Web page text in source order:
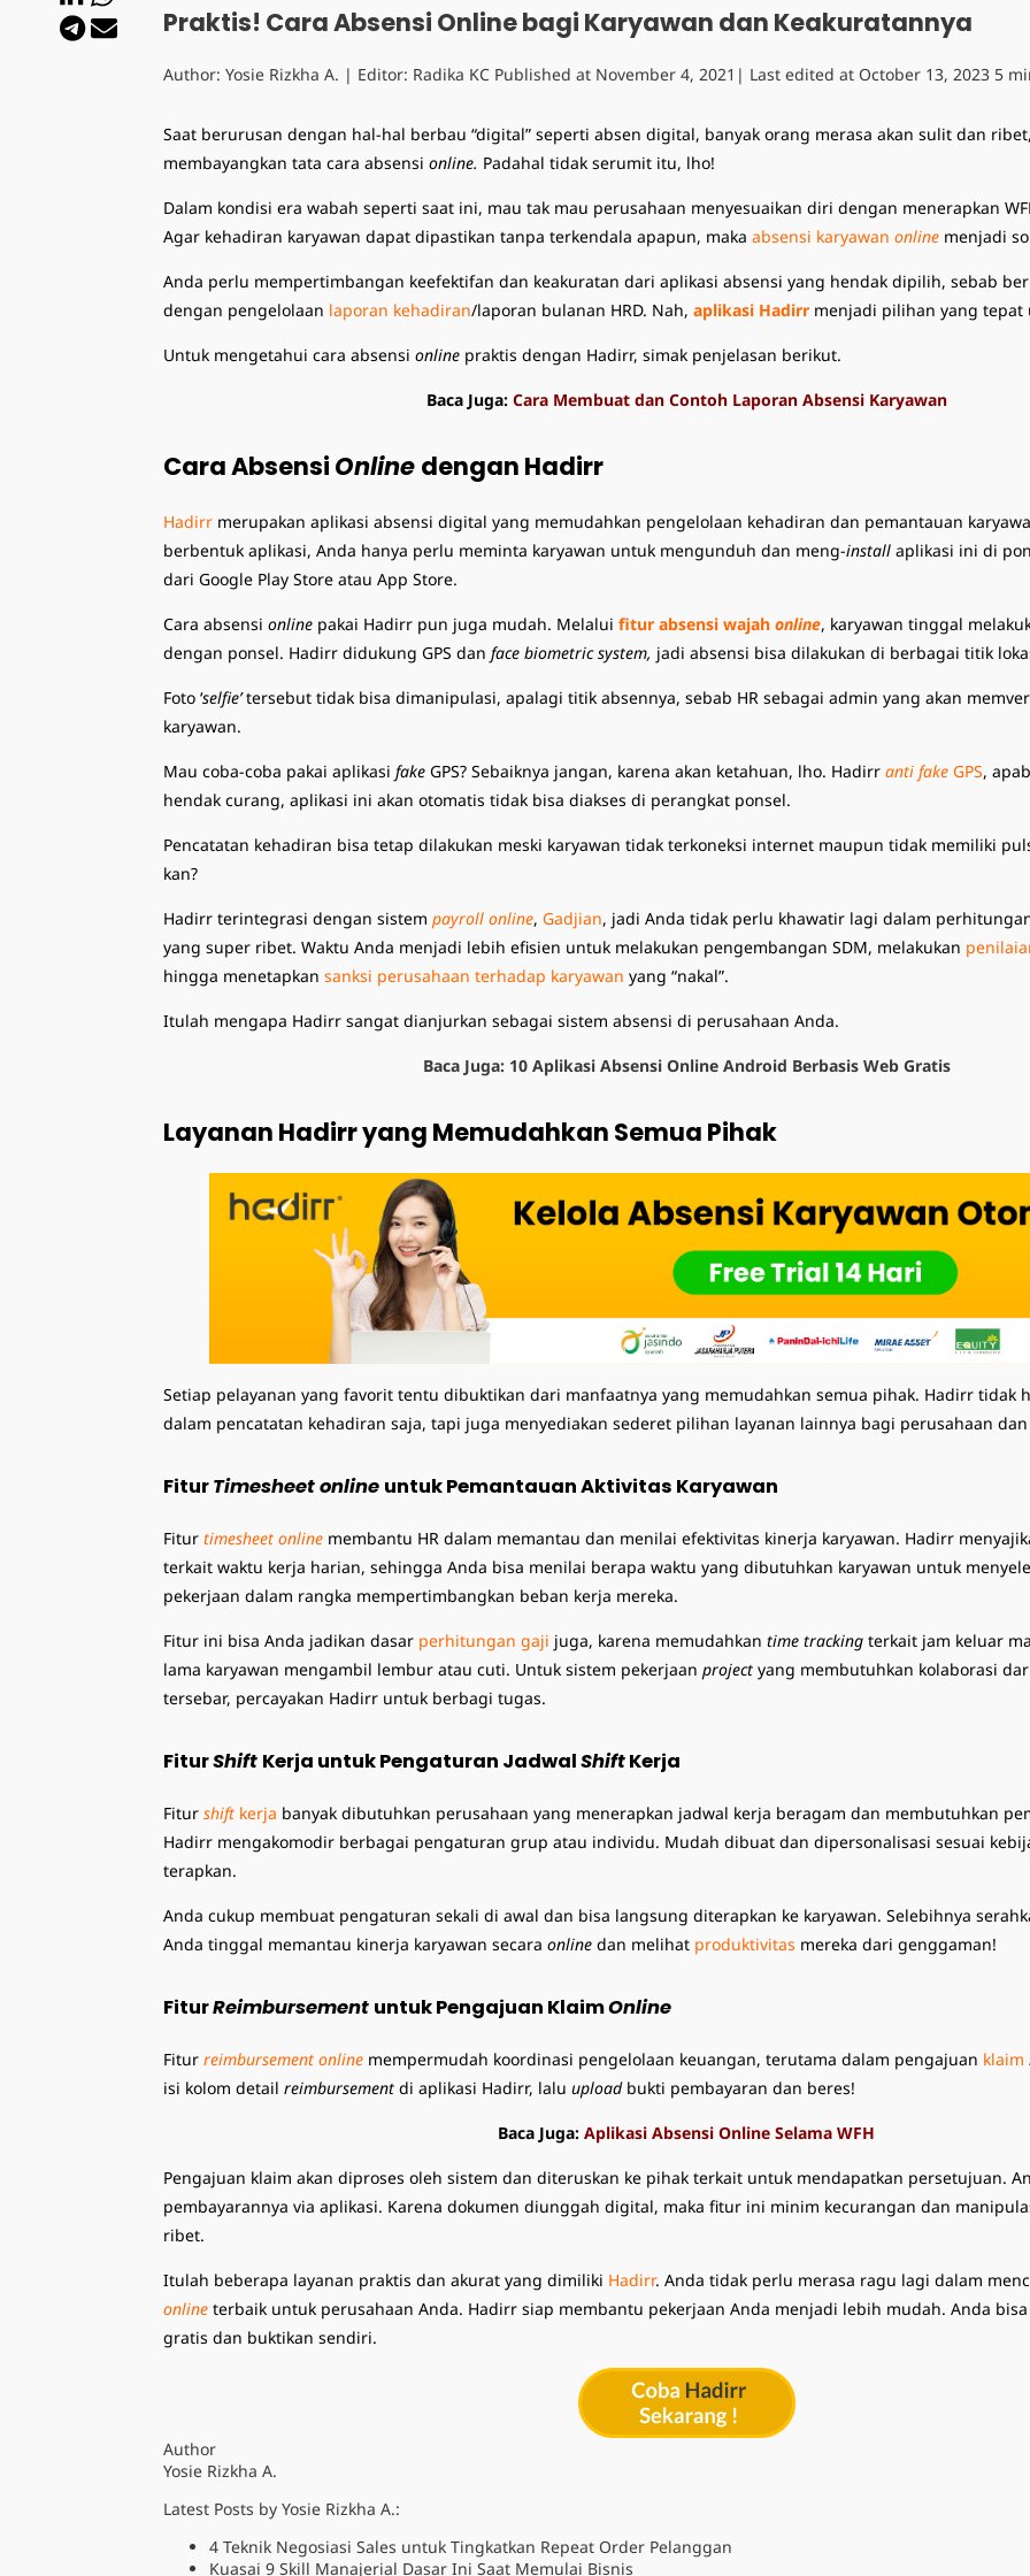
Praktis! Cara Absensi Online bagi Karyawan dan Keakuratannya
Author: Yosie Rizkha A. | Editor: Radika KC Published at November 4, 2021 | Last edited at October 13, 2023 5
Saat berurusan dengan hal-hal berbau “digital” seperti absen digital, banyak orang merasa akan sulit dan
membayangkan tata cara absensi online. Padahal tidak serumit itu, lho!
Dalam kondisi era wabah seperti saat ini, mau tak mau perusahaan menyesuaikan diri dengan menerapkan
Agar kehadiran karyawan dapat dipastikan tanpa terkendala apapun, maka absensi karyawan online menjadi
Anda perlu mempertimbangan keefektifan dan keakuratan dari aplikasi absensi yang hendak dipilih, sebab
dengan pengelolaan laporan kehadiran/laporan bulanan HRD. Nah, aplikasi Hadirr menjadi pilihan yang tepat
Untuk mengetahui cara absensi online praktis dengan Hadirr, simak penjelasan berikut.
Baca Juga: Cara Membuat dan Contoh Laporan Absensi Karyawan
Cara Absensi Online dengan Hadirr
Hadirr merupakan aplikasi absensi digital yang memudahkan pengelolaan kehadiran dan pemantauan
berbentuk aplikasi, Anda hanya perlu meminta karyawan untuk mengunduh dan meng-install aplikasi ini di
dari Google Play Store atau App Store.
Cara absensi online pakai Hadirr pun juga mudah. Melalui fitur absensi wajah online, karyawan tinggal
dengan ponsel. Hadirr didukung GPS dan face biometric system, jadi absensi bisa dilakukan di berbagai titik
Foto ‘selfie’tersebut tidak bisa dimanipulasi, apalagi titik absennya, sebab HR sebagai admin yang akan
karyawan.
Mau coba-coba pakai aplikasi fake GPS? Sebaiknya jangan, karena akan ketahuan, lho. Hadirr anti fake GPS,
hendak curang, aplikasi ini akan otomatis tidak bisa diakses di perangkat ponsel.
Pencatatan kehadiran bisa tetap dilakukan meski karyawan tidak terkoneksi internet maupun tidak memiliki
kan?
Hadirr terintegrasi dengan sistem payroll online, Gadjian, jadi Anda tidak perlu khawatir lagi dalam
yang super ribet. Waktu Anda menjadi lebih efisien untuk melakukan pengembangan SDM, melakukan
hingga menetapkan sanksi perusahaan terhadap karyawan yang “nakal”.
Itulah mengapa Hadirr sangat dianjurkan sebagai sistem absensi di perusahaan Anda.
Baca Juga: 10 Aplikasi Absensi Online Android Berbasis Web Gratis
Layanan Hadirr yang Memudahkan Semua Pihak
Setiap pelayanan yang favorit tentu dibuktikan dari manfaatnya yang memudahkan semua pihak. Hadirr tidak
dalam pencatatan kehadiran saja, tapi juga menyediakan sederet pilihan layanan lainnya bagi perusahaan
FiturTimesheet online untuk Pemantauan Aktivitas Karyawan
Fitur timesheet online membantu HR dalam memantau dan menilai efektivitas kinerja karyawan. Hadirr
terkait waktu kerja harian, sehingga Anda bisa menilai berapa waktu yang dibutuhkan karyawan untuk
pekerjaan dalam rangka mempertimbangkan beban kerja mereka.
Fitur ini bisa Anda jadikan dasar perhitungan gaji juga, karena memudahkan time tracking terkait jam keluar
lama karyawan mengambil lembur atau cuti. Untuk sistem pekerjaan project yang membutuhkan kolaborasi
tersebar, percayakan Hadirr untuk berbagi tugas.
FiturShift Kerja untuk Pengaturan JadwalShiftKerja
Fitur shift kerja banyak dibutuhkan perusahaan yang menerapkan jadwal kerja beragam dan membutuhkan
Hadirr mengakomodir berbagai pengaturan grup atau individu. Mudah dibuat dan dipersonalisasi sesuai
terapkan.
Anda cukup membuat pengaturan sekali di awal dan bisa langsung diterapkan ke karyawan. Selebihnya
Anda tinggal memantau kinerja karyawan secara online dan melihat produktivitas mereka dari genggaman!
FiturReimbursement untuk Pengajuan KlaimOnline
Fitur reimbursement online mempermudah koordinasi pengelolaan keuangan, terutama dalam pengajuan klaim
isi kolom detail reimbursement di aplikasi Hadirr, lalu upload bukti pembayaran dan beres!
Baca Juga: Aplikasi Absensi Online Selama WFH
Pengajuan klaim akan diproses oleh sistem dan diteruskan ke pihak terkait untuk mendapatkan persetujuan.
pembayarannya via aplikasi. Karena dokumen diunggah digital, maka fitur ini minim kecurangan dan
ribet.
Itulah beberapa layanan praktis dan akurat yang dimiliki Hadirr. Anda tidak perlu merasa ragu lagi dalam
online terbaik untuk perusahaan Anda. Hadirr siap membantu pekerjaan Anda menjadi lebih mudah. Anda
gratis dan buktikan sendiri.
Author
Yosie Rizkha A.
Latest Posts by Yosie Rizkha A.:
4 Teknik Negosiasi Sales untuk Tingkatkan Repeat Order Pelanggan
Kuasai 9 Skill Manajerial Dasar Ini Saat Memulai Bisnis